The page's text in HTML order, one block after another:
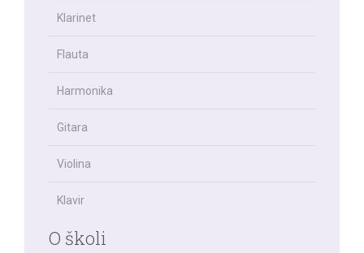
Klarinet
Flauta
Harmonika
Gitara
Violina
Klavir
O školi